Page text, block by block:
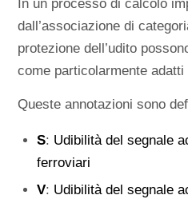
In un processo di calcolo
dall’associazione di
protezione dell’udito
come particolarmente adatti
Queste annotazioni sono
S: Udibilità del segnale
ferroviari
V: Udibilità del segnale